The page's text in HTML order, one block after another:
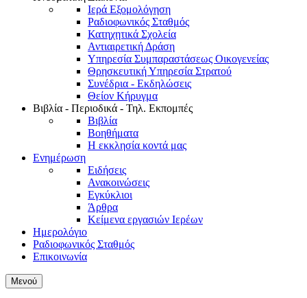
Ιερά Εξομολόγηση
Ραδιοφωνικός Σταθμός
Κατηχητικά Σχολεία
Αντιαιρετική Δράση
Υπηρεσία Συμπαραστάσεως Οικογενείας
Θρησκευτική Υπηρεσία Στρατού
Συνέδρια - Εκδηλώσεις
Θείον Κήρυγμα
Βιβλία - Περιοδικά - Τηλ. Εκπομπές
Βιβλία
Βοηθήματα
Η εκκλησία κοντά μας
Ενημέρωση
Ειδήσεις
Ανακοινώσεις
Εγκύκλιοι
Άρθρα
Κείμενα εργασιών Ιερέων
Ημερολόγιο
Ραδιοφωνικός Σταθμός
Επικοινωνία
Μενού